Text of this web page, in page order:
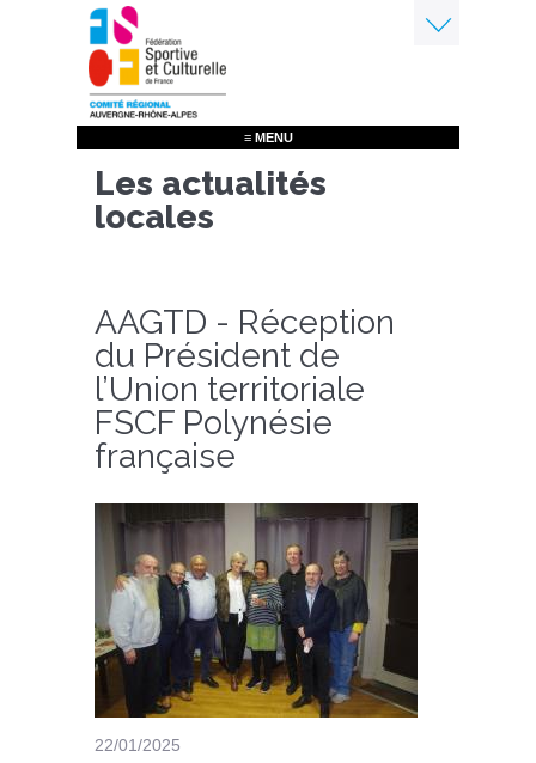
Aller
au
contenu
principal
≡ MENU
Les actualités
locales
AAGTD - Réception
du Président de
l’Union territoriale
FSCF Polynésie
française
22/01/2025